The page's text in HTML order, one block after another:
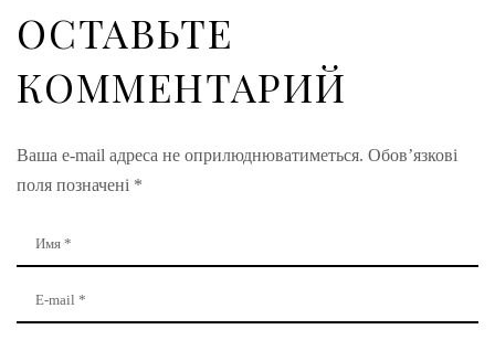
ОСТАВЬТЕ
КОММЕНТАРИЙ
Ваша e-mail адреса не оприлюднюватиметься. Обов’язкові
поля позначені *